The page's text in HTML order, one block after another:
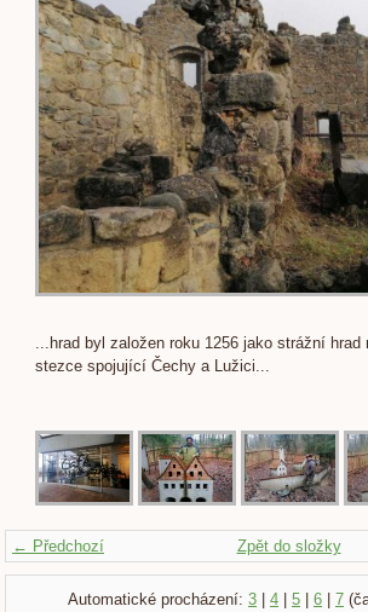
...hrad byl založen roku 1256 jako strážní hrad
stezce spojující Čechy a Lužici...
← Předchozí Zpět do složky
Automatické procházení: 3 | 4 | 5 | 6 | 7